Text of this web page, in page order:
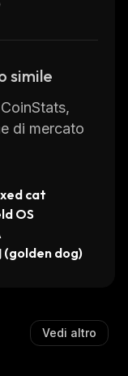
simile
di mercato
cat
OS
(golden dog)
Vedi altro